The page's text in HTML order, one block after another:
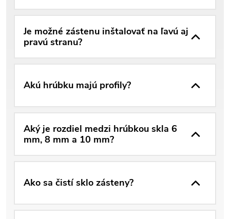
Je možné zástenu inštalovať na ľavú aj
pravú stranu?
Akú hrúbku majú profily?
Aký je rozdiel medzi hrúbkou skla 6
mm, 8 mm a 10 mm?
Ako sa čistí sklo zásteny?